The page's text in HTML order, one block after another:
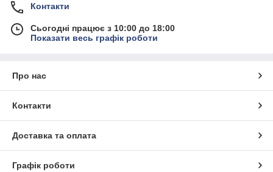
Контакти
Сьогодні працює з 10:00 до 18:00
Показати весь графік роботи
Про нас
Контакти
Доставка та оплата
Графік роботи